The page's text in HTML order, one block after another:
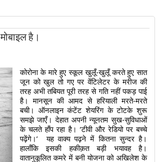
है।
कोरोना के मारे हुए स्कूल खुलूँ-खुलूँ करते हुए सात
जून को खुल तो गए पर वेंटिलेटर के मरीज की
तरह अभी तबियत पूरी तरह से गति नहीं पकड़ पाई
है। मानसून की आमद से हरियाली मरते-मरते
बची। ऑनलाइन कंटेंट शेयरिंग के टोटके शुरू
समझे जाएँ। देहात अपनी न्यूनतम सुख-सुविधाओं
के चलते हाँप रहा है। ‘टीवी और रेडियो पर बच्चे
पढ़ेंगे।’  यह वाक्य पढ़ने में कितना सुन्दर है।
हालाँकि इसकी हकीक़त बड़ी भयावह है।
वातानुकूलित कमरे में बनी योजना को अखिलेश के